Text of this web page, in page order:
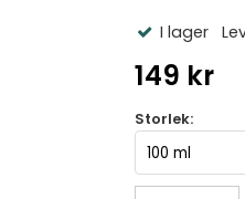
I lager
149 kr
Storlek: